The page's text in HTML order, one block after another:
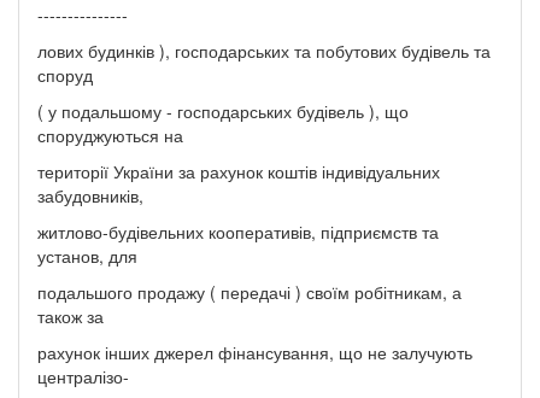
---------------
лових будинків ), господарських та побутових будівель та
споруд
( у подальшому - господарських будівель ), що
споруджуються на
території України за рахунок коштів індивідуальних
забудовників,
житлово-будівельних кооперативів, підприємств та
установ, для
подальшого продажу ( передачі ) своїм робітникам, а
також за
рахунок інших джерел фінансування, що не залучують
централізо-